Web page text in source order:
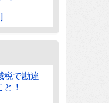
税で勘違
！